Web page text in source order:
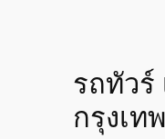
รถทัวร์
กรุงเ